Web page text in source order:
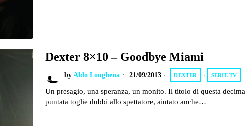
Dexter 8×10 – Goodbye Miami
by Aldo Longhena 21/09/2013 DEXTER · SERIE TV
Un presagio, una speranza, un monito. Il titolo di questa decima
puntata toglie dubbi allo spettatore, aiutato anche…